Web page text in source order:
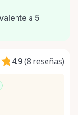
a 5
4.9(8 reseñas)